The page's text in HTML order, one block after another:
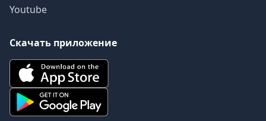
Youtube
Скачать приложение